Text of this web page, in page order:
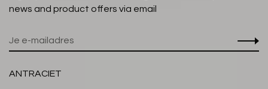
news and product offers via email
ANTRACIET